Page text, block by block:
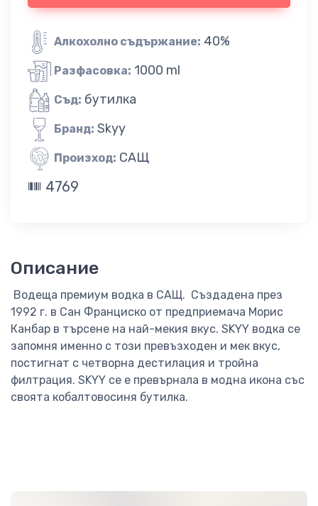
Алкохолно съдържание: 40%
Разфасовка: 1000 ml
Съд: бутилка
Бранд: Skyy
Произход: САЩ
4769
Описание
Водеща премиум водка в САЩ. Създадена през
1992 г. в Сан Франциско от предприемача Морис
Канбар в търсене на най-мекия вкус. SKYY водка се
запомня именно с този превъзходен и мек вкус,
постигнат с четворна дестилация и тройна
филтрация. SKYY се е превърнала в модна икона със
своята кобалтовосиня бутилка.